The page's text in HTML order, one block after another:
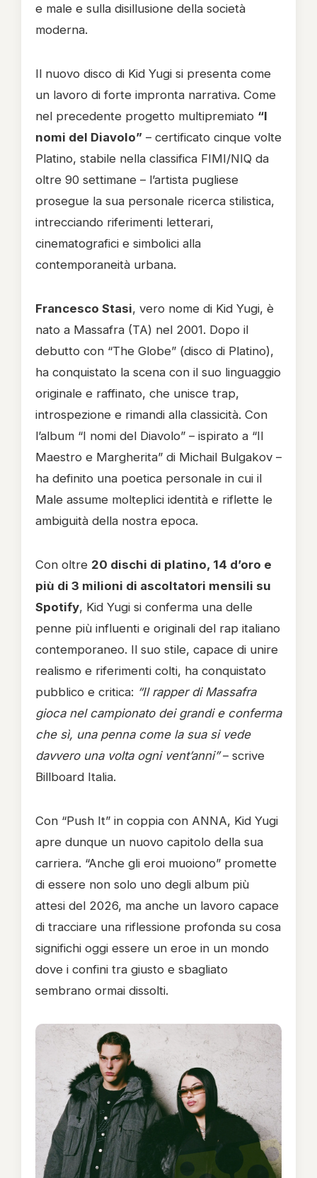
e male e sulla disillusione della società
moderna.
Il nuovo disco di Kid Yugi si presenta come
un lavoro di forte impronta narrativa. Come
nel precedente progetto multipremiato “I
nomi del Diavolo” – certificato cinque volte
Platino, stabile nella classifica FIMI/NIQ da
oltre 90 settimane – l’artista pugliese
prosegue la sua personale ricerca stilistica,
intrecciando riferimenti letterari,
cinematografici e simbolici alla
contemporaneità urbana.
Francesco Stasi, vero nome di Kid Yugi, è
nato a Massafra (TA) nel 2001. Dopo il
debutto con “The Globe” (disco di Platino),
ha conquistato la scena con il suo linguaggio
originale e raffinato, che unisce trap,
introspezione e rimandi alla classicità. Con
l’album “I nomi del Diavolo” – ispirato a “Il
Maestro e Margherita” di Michail Bulgakov –
ha definito una poetica personale in cui il
Male assume molteplici identità e riflette le
ambiguità della nostra epoca.
Con oltre 20 dischi di platino, 14 d’oro e
più di 3 milioni di ascoltatori mensili su
Spotify, Kid Yugi si conferma una delle
penne più influenti e originali del rap italiano
contemporaneo. Il suo stile, capace di unire
realismo e riferimenti colti, ha conquistato
pubblico e critica: “Il rapper di Massafra
gioca nel campionato dei grandi e conferma
che sì, una penna come la sua si vede
davvero una volta ogni vent’anni”– scrive
Billboard Italia.
Con “Push It” in coppia con ANNA, Kid Yugi
apre dunque un nuovo capitolo della sua
carriera. “Anche gli eroi muoiono” promette
di essere non solo uno degli album più
attesi del 2026, ma anche un lavoro capace
di tracciare una riflessione profonda su cosa
significhi oggi essere un eroe in un mondo
dove i confini tra giusto e sbagliato
sembrano ormai dissolti.